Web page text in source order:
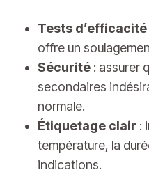
Tests d’efficacité
offre un
Sécurité : assurer
secondaires
normale.
Étiquetage clair :
température, la
indications.